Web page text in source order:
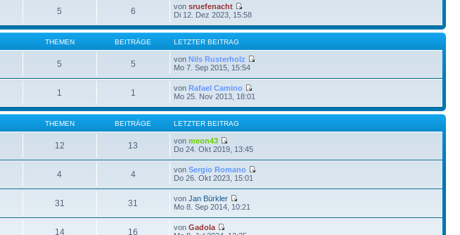
5 6 vonsruefenacht
Di 12. Dez 2023, 15:58
THEMEN BEITRÄGE LETZTER BEITRAG
5 5 vonNils Rusterholz
Mo 7. Sep 2015, 15:54
1 1 vonRafael Camino
Mo 25. Nov 2013, 18:01
THEMEN BEITRÄGE LETZTER BEITRAG
12 13 vonmeon43
Do 24. Okt 2019, 13:45
4 4 vonSergio Romano
Do 26. Okt 2023, 15:01
31 31 vonJan Bürkler
Mo 8. Sep 2014, 10:21
14 16 vonGadola